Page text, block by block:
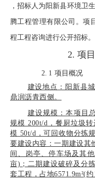
，招标人为阳新县环境卫
腾工程管理有限公司。项
程工程咨询进行公开招标。
2. 项
2. 1 项目概况
建设地点：阳新县
鼎润沥青西侧。
建设规模：本项目
规模 200t/d，餐 厨垃圾
模 50t/d，可回收物分拣
要建设内容：一期建设其
间、岗亭、停车场及其
亩)；二期建设破碎及分
套工程，占地6571.9m²(约